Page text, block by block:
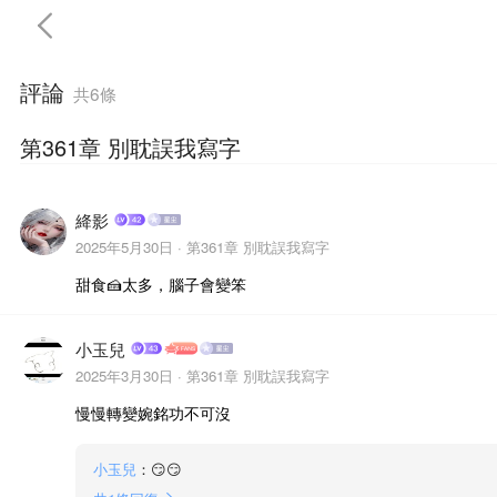
評論 共6條
第361章 別耽誤我寫字
絳影
2025年5月30日 ·第361章 別耽誤我寫字
甜食🍰太多，腦子會變笨
小玉兒
2025年3月30日 ·第361章 別耽誤我寫字
慢慢轉變婉銘功不可沒
小玉兒 ：😏😏
完結